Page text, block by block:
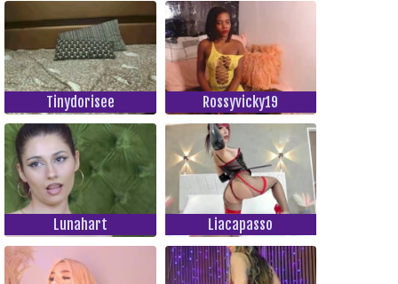
Tinydorisee Rossyvicky19
Lunahart Liacapasso